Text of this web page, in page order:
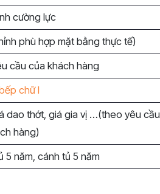
cường lực
phù hợp mặt bằng thực tế)
cầu của khách hàng
chữ I
dao thớt, giá gia vị …(theo yêu cầu
hàng)
5 năm, cánh tủ 5 năm